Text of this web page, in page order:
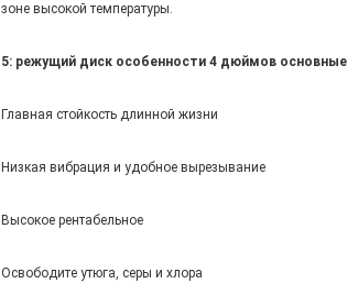
зоне высокой температуры.
5: режущий диск особенности 4 дюймов основные
Главная стойкость длинной жизни
Низкая вибрация и удобное вырезывание
Высокое рентабельное
Освободите утюга, серы и хлора